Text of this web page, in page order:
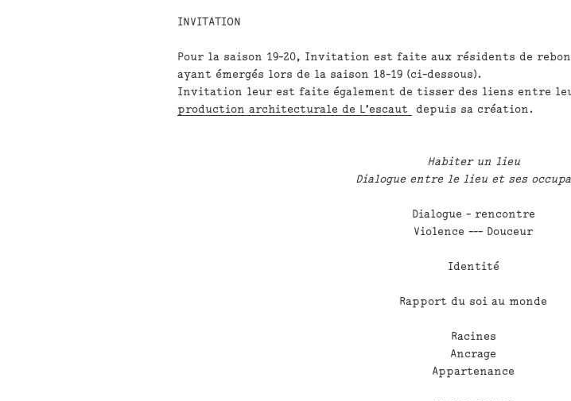
INVITATION
Pour la saison 19-20, Invitation est faite aux résidents de
ayant émergés lors de la saison 18-19 (ci-dessous).
Invitation leur est faite également de tisser des liens entre
production architecturale de L’escaut
depuis sa création.
Habiter un lieu
Dialogue entre le lieu et ses
Dialogue - rencontre
Violence --- Douceur
Identité
Rapport du soi au monde
Racines
Ancrage
Appartenance